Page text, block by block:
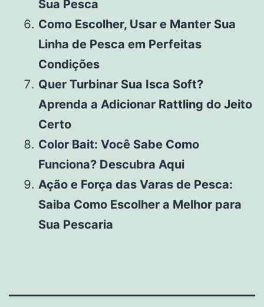
Sua Pesca
Como Escolher, Usar e Manter Sua
Linha de Pesca em Perfeitas
Condições
Quer Turbinar Sua Isca Soft?
Aprenda a Adicionar Rattling do Jeito
Certo
Color Bait: Você Sabe Como
Funciona? Descubra Aqui
Ação e Força das Varas de Pesca:
Saiba Como Escolher a Melhor para
Sua Pescaria